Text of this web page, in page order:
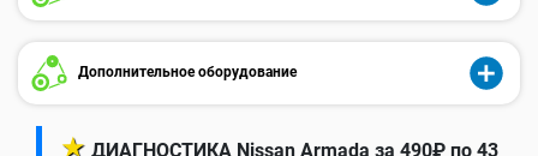
Дополнительное оборудование
★ ДИАГНОСТИКА Nissan Armada за 490₽ по 43